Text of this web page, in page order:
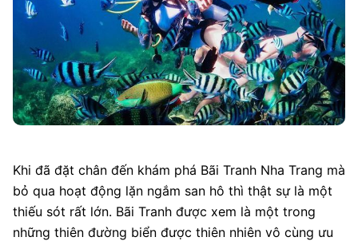
Khi đã đặt chân đến khám phá Bãi Tranh Nha Trang mà
bỏ qua hoạt động lặn ngắm san hô thì thật sự là một
thiếu sót rất lớn. Bãi Tranh được xem là một trong
những thiên đường biển được thiên nhiên vô cùng ưu